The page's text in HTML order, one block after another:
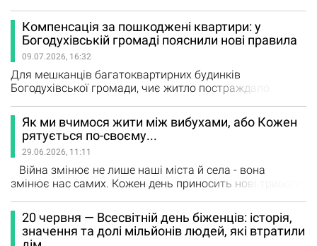
активного відпочинку, який був раніше. Постійні
повітряні тривоги, вимушені переїзди та онлайн-
навчання змінюють дитинство. Ми провели
опитування у соціальних мережах серед читачів і
поспілкувалися з родинами,…
Компенсація за пошкоджені квартири: у
Богодухівській громаді пояснили нові правила
09.07.2026, 16:32
Для мешканців багатоквартирних будинків
Богодухівської громади, чиє житло постраждало
зміни щодо отримання компенсації. Як повідомили у
Богодухівській міській раді, Кабінет Міністрів України
вніс зміни до Порядку надання компенсації за
пошкоджене житло (постанова №381), які спрощують
отримання виплат для власників…
Як ми вчимося жити між вибухами, або Кожен
рятується по-своєму...
29.06.2026, 11:11
Війна змінює не лише наші міста й села - вона
змінює нас самих. Кожен день приносить нові тривоги,
кожен із нас знаходить свій спосіб не зламатися,
зібрати сили й жити далі. Для когось це розмова з
рідною людиною, для когось — молитва, квіти на городі
20 червня — Всесвітній день біженців: історія,
значення та долі мільйонів людей, які втратили